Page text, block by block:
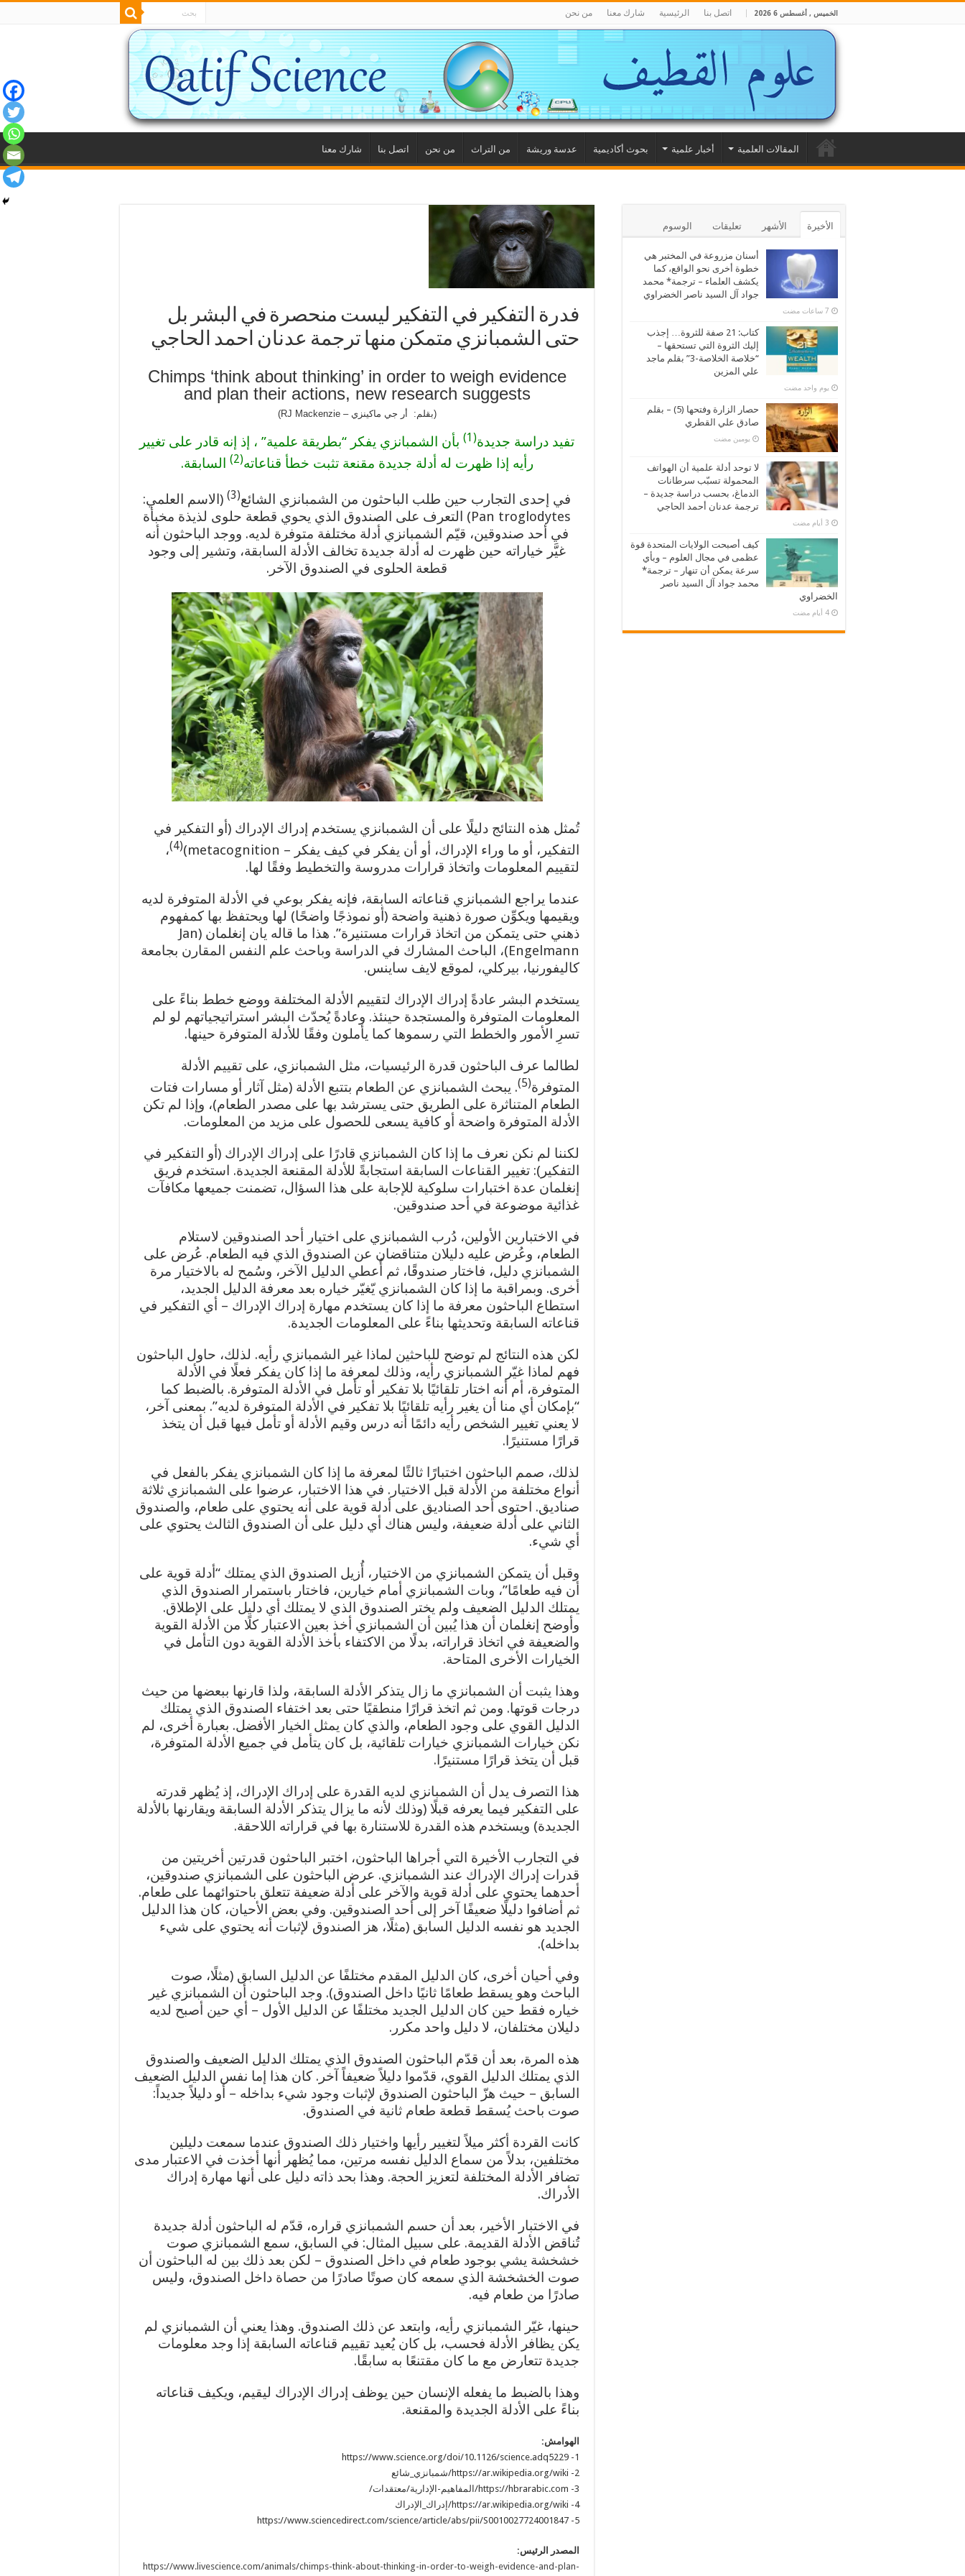
الخميس , أغسطس 6 2026 اتصل بنا الرئيسية شارك معنا من نحن
المقالات العلمية أخبار علمية بحوث أكاديمية عدسة وريشة من التراث من نحن اتصل بنا شارك معنا
فدرة التفكير في التفكير ليست منحصرة في البشر بل
حتى الشمبانزي متمكن منها ترجمة عدنان احمد الحاجي
Chimps ‘think about thinking’ in order to weigh evidence
and plan their actions, new research suggests
(بقلم: أر جي ماكينزي – RJ Mackenzie)
تفيد دراسة جديدة(1)
بأن الشمبانزي يفكر “بطريقة علمية” ، إذ إنه قادر على تغيير
رأيه إذا ظهرت له أدلة جديدة مقنعة تثبت خطأ قناعاته(2) السابقة.
في إحدى التجارب حين طلب الباحثون من الشمبانزي الشائع(3)
(الاسم العلمي:
Pan troglodytes) التعرف على الصندوق الذي يحوي قطعة حلوى لذيذة مخبأة
في أحد صندوقين، قيّم الشمبانزي أدلة مختلفة متوفرة لديه. ووجد الباحثون أنه
غيَّر خياراته حين ظهرت له أدلة جديدة تخالف الأدلة السابقة، وتشير إلى وجود
قطعة الحلوى في الصندوق الآخر.
تُمثل هذه النتائج دليلًا على أن الشمبانزي يستخدم إدراك الإدراك (أو التفكير في
التفكير، أو ما وراء الإدراك، أو أن يفكر في كيف يفكر – metacognition)
(4)
،
لتقييم المعلومات واتخاذ قرارات مدروسة والتخطيط وفقًا لها.
عندما يراجع الشمبانزي قناعاته السابقة، فإنه يفكر بوعي في الأدلة المتوفرة لديه
ويقيمها ويكوِّن صورة ذهنية واضحة (أو نموذجًا واضحًا) لها ويحتفظ بها كمفهوم
ذهني حتى يتمكن من اتخاذ قرارات مستنيرة”. هذا ما قاله يان إنغلمان (Jan
Engelmann)، الباحث المشارك في الدراسة وباحث علم النفس المقارن بجامعة
كاليفورنيا، بيركلي، لموقع لايف ساينس.
يستخدم البشر عادةً إدراك الإدراك لتقييم الأدلة المختلفة ووضع خطط بناءً على
المعلومات المتوفرة والمستجدة حينئذ. وعادةً يُحدّث البشر استراتيجياتهم لو لم
تسرِ الأمور والخطط التي رسموها كما يأملون وفقًا للأدلة المتوفرة حينها.
لطالما عرف الباحثون قدرة الرئيسيات، مثل الشمبانزي، على تقييم الأدلة
المتوفرة(5)
. يبحث الشمبانزي عن الطعام بتتبع الأدلة (مثل آثار أو مسارات فتات
الطعام المتناثرة على الطريق حتى يسترشد بها على مصدر الطعام)، وإذا لم تكن
الأدلة المتوفرة واضحة أو كافية يسعى للحصول على مزيد من المعلومات.
لكننا لم نكن نعرف ما إذا كان الشمبانزي قادرًا على إدراك الإدراك (أو التفكير في
التفكير): تغيير القناعات السابقة استجابةً للأدلة المقنعة الجديدة. استخدم فريق
إنغلمان عدة اختبارات سلوكية للإجابة على هذا السؤال، تضمنت جميعها مكافآت
غذائية موضوعة في أحد صندوقين.
في الاختبارين الأولين، دُرب الشمبانزي على اختيار أحد الصندوقين لاستلام
الطعام، وعُرض عليه دليلان متناقضان عن الصندوق الذي فيه الطعام. عُرض على
الشمبانزي دليل، فاختار صندوقًا، ثم أُعطي الدليل الآخر، وسُمح له بالاختيار مرة
أخرى. وبمراقبة ما إذا كان الشمبانزي يّغيّر خياره بعد معرفة الدليل الجديد،
استطاع الباحثون معرفة ما إذا كان يستخدم مهارة إدراك الإدراك – أي التفكير في
قناعاته السابقة وتحديثها بناءً على المعلومات الجديدة.
لكن هذه النتائج لم توضح للباحثين لماذا غير الشمبانزي رأيه. لذلك، حاول الباحثون
فهم لماذا غيّر الشمبانزي رأيه، وذلك لمعرفة ما إذا كان يفكر فعلًا في الأدلة
المتوفرة، أم أنه اختار تلقائيًا بلا تفكير أو تأمل في الأدلة المتوفرة. بالضبط كما
“بإمكان أي منا أن يغير رأيه تلقائيًا بلا تفكير في الأدلة المتوفرة لديه”. بمعنى آخر،
لا يعني تغيير الشخص رأيه دائمًا أنه درس وقيم الأدلة أو تأمل فيها قبل أن يتخذ
قرارًا مستنيرًا.
لذلك، صمم الباحثون اختبارًا ثالثًا لمعرفة ما إذا كان الشمبانزي يفكر بالفعل في
أنواع مختلفة من الأدلة قبل الاختيار. في هذا الاختبار، عرضوا على الشمبانزي ثلاثة
صناديق. احتوى أحد الصناديق على أدلة قوية على أنه يحتوي على طعام، والصندوق
الثاني على أدلة ضعيفة، وليس هناك أي دليل على أن الصندوق الثالث يحتوي على
أي شيء.
وقبل أن يتمكن الشمبانزي من الاختيار، أُزيل الصندوق الذي يمتلك “أدلة قوية على
أن فيه طعامًا”، وبات الشمبانزي أمام خيارين، فاختار باستمرار الصندوق الذي
يمتلك الدليل الضعيف ولم يختر الصندوق الذي لا يمتلك أي دليل على الإطلاق.
وأوضح إنغلمان أن هذا يُبين أن الشمبانزي أخذ بعين الاعتبار كلًا من الأدلة القوية
والضعيفة في اتخاذ قراراته، بدلًا من الاكتفاء بأخذ الأدلة القوية دون التأمل في
الخيارات الأخرى المتاحة.
وهذا يثبت أن الشمبانزي ما زال يتذكر الأدلة السابقة، ولذا قارنها ببعضها من حيث
درجات قوتها. ومن ثم اتخذ قرارًا منطقيًا حتى بعد اختفاء الصندوق الذي يمتلك
الدليل القوي على وجود الطعام، والذي كان يمثل الخيار الأفضل. بعبارة أخرى، لم
نكن خيارات الشمبانزي خيارات تلقائية، بل كان يتأمل في جميع الأدلة المتوفرة،
قبل أن يتخذ قرارًا مستنيرًا.
هذا التصرف يدل أن الشمبانزي لديه القدرة على إدراك الإدراك، إذ يُظهر قدرته
على التفكير فيما يعرفه قبلًا (وذلك لأنه ما يزال يتذكر الأدلة السابقة ويقارنها بالأدلة
الجديدة) ويستخدم هذه القدرة للاستنارة بها في قراراته اللاحقة.
في التجارب الأخيرة التي أجراها الباحثون، اختبر الباحثون قدرتين أخريتين من
قدرات إدراك الإدراك عند الشمبانزي. عرض الباحثون على الشمبانزي صندوقين،
أحدهما يحتوي على أدلة قوية والآخر على أدلة ضعيفة تتعلق باحتوائهما على طعام.
ثم أضافوا دليلًا ضعيفًا آخر إلى أحد الصندوقين. وفي بعض الأحيان، كان هذا الدليل
الجديد هو نفسه الدليل السابق (مثلًا، هز الصندوق لإثبات أنه يحتوي على شيء
بداخله).
وفي أحيان أخرى، كان الدليل المقدم مختلفًا عن الدليل السابق (مثلًا، صوت
الباحث وهو يسقط طعامًا ثانيًا داخل الصندوق). وجد الباحثون أن الشمبانزي غير
خياره فقط حين كان الدليل الجديد مختلفًا عن الدليل الأول – أي حين أصبح لديه
دليلان مختلفان، لا دليل واحد مكرر.
هذه المرة، بعد أن قدّم الباحثون الصندوق الذي يمتلك الدليل الضعيف والصندوق
الذي يمتلك الدليل القوي، قدّموا دليلاً ضعيفاً آخر. كان هذا إما نفس الدليل الضعيف
السابق – حيث هزّ الباحثون الصندوق لإثبات وجود شيء بداخله – أو دليلاً جديداً:
صوت باحث يُسقط قطعة طعام ثانية في الصندوق.
كانت القردة أكثر ميلاً لتغيير رأيها واختيار ذلك الصندوق عندما سمعت دليلين
مختلفين، بدلاً من سماع الدليل نفسه مرتين، مما يُظهر أنها أخذت في الاعتبار مدى
تضافر الأدلة المختلفة لتعزيز الحجة. وهذا بحد ذاته دليل على أنها مهارة إدراك
الأدراك.
في الاختبار الأخير، بعد أن حسم الشمبانزي قراره، قدّم له الباحثون أدلة جديدة
تُناقض الأدلة القديمة. على سبيل المثال: في السابق، سمع الشمبانزي صوت
خشخشة يشي بوجود طعام في داخل الصندوق – لكن بعد ذلك بين له الباحثون أن
صوت الخشخشة الذي سمعه كان صوتًا صادرًا من حصاة داخل الصندوق، وليس
صادرًا من طعام فيه.
حينها، غيّر الشمبانزي رأيه، وابتعد عن ذلك الصندوق. وهذا يعني أن الشمبانزي لم
يكن يظافر الأدلة فحسب، بل كان يُعيد تقييم قناعاته السابقة إذا وجد معلومات
جديدة تتعارض مع ما كان مقتنعًا به سابقًا.
وهذا بالضبط ما يفعله الإنسان حين يوظف إدراك الإدراك ليقيم، ويكيف قناعاته
بناءً على الأدلة الجديدة والمقنعة.
الهوامش:
1- https://www.science.org/doi/10.1126/science.adq5229
2- https://ar.wikipedia.org/wiki/شمبانزي_شائع
3- https://hbrarabic.com/المفاهيم-الإدارية/معتقدات/
4- https://ar.wikipedia.org/wiki/إدراك_الإدراك
5- https://www.sciencedirect.com/science/article/abs/pii/S0010027724001847
المصدر الرئيس:
https://www.livescience.com/animals/chimps-think-about-thinking-in-order-to-weigh-evidence-and-plan-
الأخيرة الأشهر تعليقات الوسوم
أسنان مزروعة في المختبر هي
خطوة أخرى نحو الواقع، كما
يكشف العلماء – ترجمة* محمد
جواد آل السيد ناصر الخضراوي
كتاب: 21 صفة للثروة… إجذب
إليك الثروة التي تستحقها –
“خلاصة الخلاصة-3” بقلم ماجد
علي المزين
‏يوم واحد مضت
حصار الزارة وفتحها (5) – بقلم
صادق علي القطري
‏يومين مضت
لا توحد أدلة علمية أن الهواتف
المحمولة تسبّب سرطانات
الدماغ، بحسب دراسة جديدة –
ترجمة عدنان أحمد الحاجي
كيف أصبحت الولايات المتحدة قوة
عظمى في مجال العلوم – وبأي
سرعة يمكن أن تنهار – ترجمة*
محمد جواد آل السيد ناصر
الخضراوي